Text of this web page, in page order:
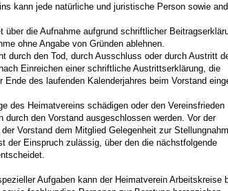
kann jede natürliche und juristische Person sowie
über die Aufnahme aufgrund schriftlicher
ohne Angabe von Gründen ablehnen.
durch den Tod, durch Ausschluss oder durch Austritt
Einreichen einer schriftliche Austrittserklärung, die
des laufenden Kalenderjahres beim Vorstand
des Heimatvereins schädigen oder den Vereinsfrieden
durch den Vorstand ausgeschlossen werden. Vor der
Vorstand dem Mitglied Gelegenheit zur
der Einspruch zulässig, über den die nächstfolgende
Aufgaben kann der Heimatverein Arbeitskreise